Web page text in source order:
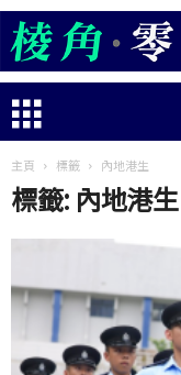
主頁 標籤 內地港生
標籤: 內地港生